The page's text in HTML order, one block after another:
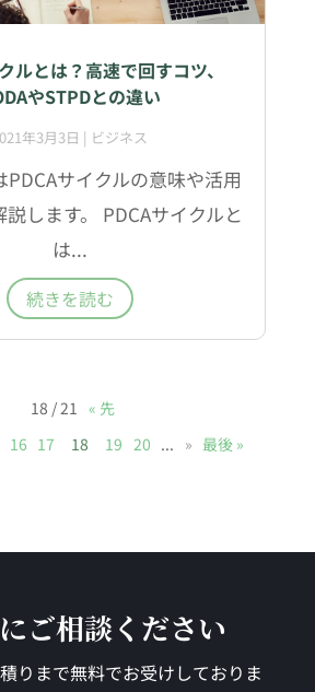
ルとは？高速で回すコツ、
やSTPDとの違い
年3月3日 | ビジネス
PDCAサイクルの意味や活用
します。 PDCAサイクルと
は...
続きを読む
18 / 21
« 先
16 17 18 19 20 ... » 最後 »
ご相談ください
りまで無料でお受けしておりま